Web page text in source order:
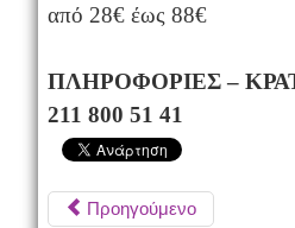
από 28€ έως 88€
ΠΛΗΡΟΦΟΡΙΕΣ –
211 800 51 41
Προηγούμενο